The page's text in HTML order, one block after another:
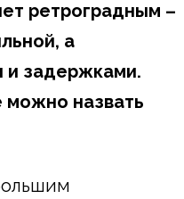
ретроградным –
а
и задержками.
можно назвать